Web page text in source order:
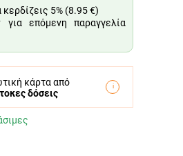
5% (8.95 €)
επόμενη παραγγελία
κάρτα από
δόσεις